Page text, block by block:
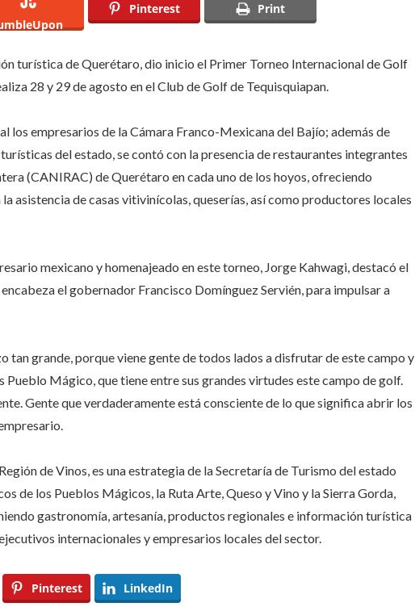
Pinterest Print
turística de Querétaro, dio inicio el Primer Torneo Internacional de Golf
28 y 29 de agosto en el Club de Golf de Tequisquiapan.
los empresarios de la Cámara Franco-Mexicana del Bajío; además de
del estado, se contó con la presencia de restaurantes integrantes
(CANIRAC) de Querétaro en cada uno de los hoyos, ofreciendo
asistencia de casas vitivinícolas, queserías, así como productores locales
mexicano y homenajeado en este torneo, Jorge Kahwagi, destacó el
el gobernador Francisco Domínguez Servién, para impulsar a
tan grande, porque viene gente de todos lados a disfrutar de este campo y
Pueblo Mágico, que tiene entre sus grandes virtudes este campo de golf.
Gente que verdaderamente está consciente de lo que significa abrir los
de Vinos, es una estrategia de la Secretaría de Turismo del estado
de los Pueblos Mágicos, la Ruta Arte, Queso y Vino y la Sierra Gorda,
gastronomía, artesanía, productos regionales e información turística
internacionales y empresarios locales del sector.
Pinterest LinkedIn